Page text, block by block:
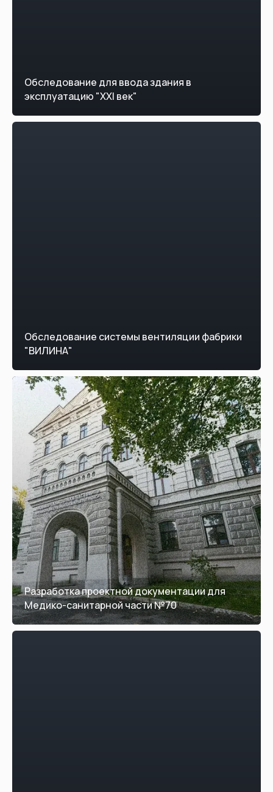
Обследование для ввода здания в
эксплуатацию "XXI век"
Обследование системы вентиляции фабрики
"ВИЛИНА"
Разработка проектной документации для
Медико-санитарной части №70